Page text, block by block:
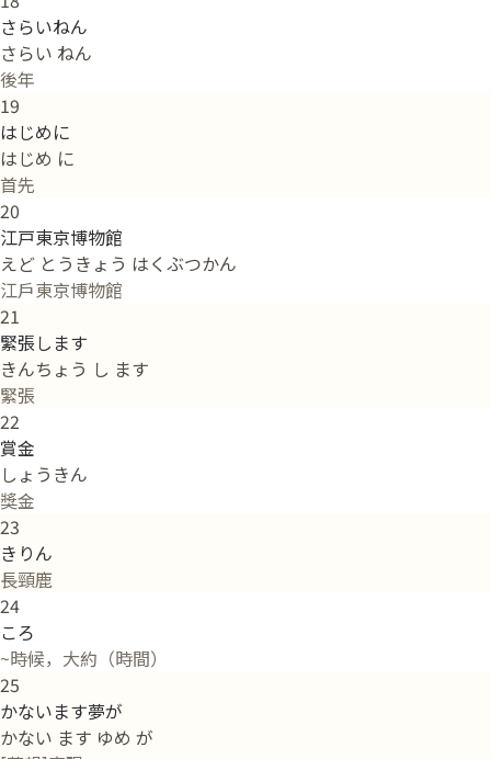
さらいねん
さらい ねん
後年
19
はじめに
はじめ に
首先
20
江戸東京博物館
えど とうきょう はくぶつかん
江戶東京博物館
21
緊張します
きんちょう し ます
緊張
22
賞金
しょうきん
獎金
23
きりん
長頸鹿
24
ころ
~時候，大約（時間）
25
かないます夢が
かない ます ゆめ が